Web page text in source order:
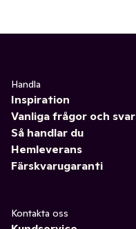
Handla
Inspiration
Vanliga frågor och svar
Så handlar du
Hemleverans
Färskvarugaranti
Kontakta oss